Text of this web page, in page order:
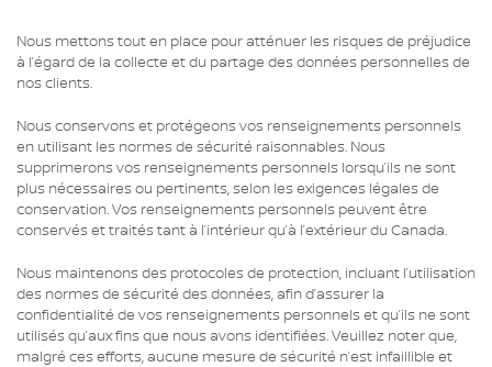
Nous mettons tout en place pour atténuer les risques de préjudice
à l’égard de la collecte et du partage des données personnelles de
nos clients.
Nous conservons et protégeons vos renseignements personnels
en utilisant les normes de sécurité raisonnables. Nous
supprimerons vos renseignements personnels lorsqu’ils ne sont
plus nécessaires ou pertinents, selon les exigences légales de
conservation. Vos renseignements personnels peuvent être
conservés et traités tant à l’intérieur qu’à l’extérieur du Canada.
Nous maintenons des protocoles de protection, incluant l’utilisation
des normes de sécurité des données, afin d’assurer la
confidentialité de vos renseignements personnels et qu’ils ne sont
utilisés qu’aux fins que nous avons identifiées. Veuillez noter que,
malgré ces efforts, aucune mesure de sécurité n’est infaillible et